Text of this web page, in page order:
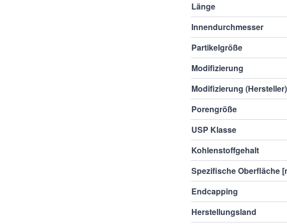
Länge
Innendurchmesser
Partikelgröße
Modifizierung
Modifizierung (Hersteller)
Porengröße
USP Klasse
Kohlenstoffgehalt
Spezifische Oberfläche
Endcapping
Herstellungsland